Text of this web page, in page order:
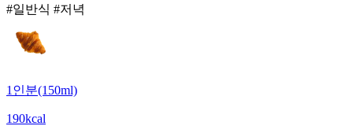
#일반식 #저녁
1인분(150ml)
190kcal